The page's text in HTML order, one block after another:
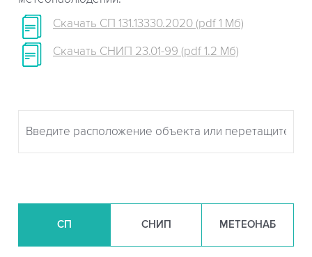
Скачать СП 131.13330.2020 (pdf 1 Мб)
Скачать СНИП 23.01-99 (pdf 1.2 Мб)
СП СНИП МЕТЕОНАБ